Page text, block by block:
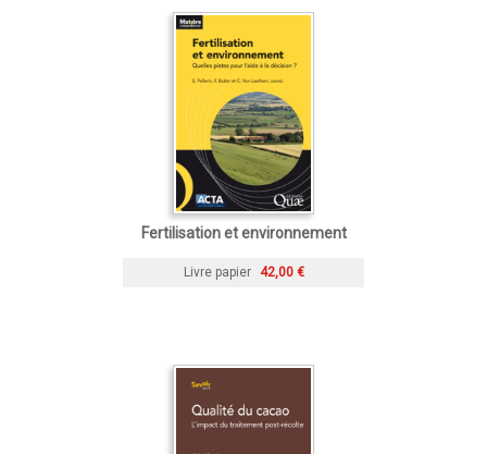
Fertilisation et environnement
Livre papier 42,00 €